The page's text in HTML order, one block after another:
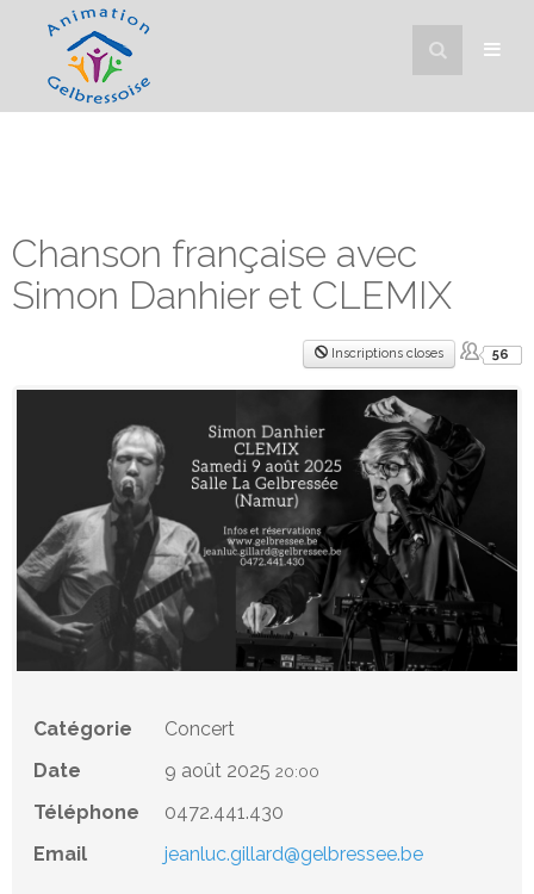
Chanson française avec
Simon Danhier et CLEMIX
Inscriptions closes 56
Catégorie
Concert
Date
9 août 202520:00
Téléphone
0472.441.430
Email
jeanluc.gillard@gelbressee.be